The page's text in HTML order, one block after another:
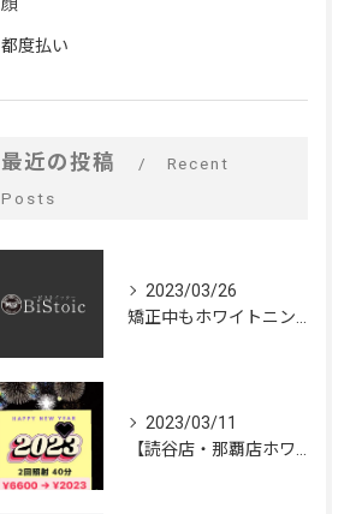
都度払い
最近の投稿
Recent
Posts
2023/03/26
2023/03/11